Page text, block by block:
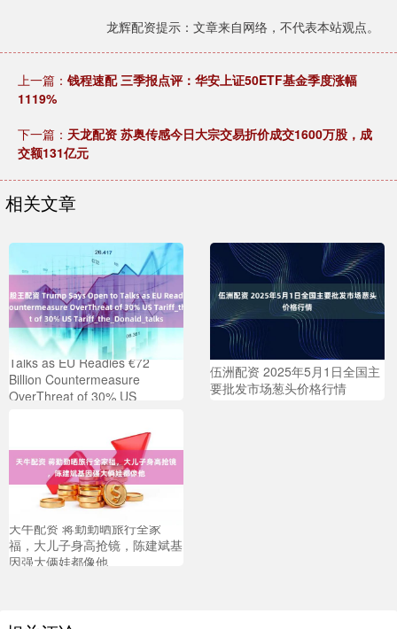
龙辉配资提示：文章来自网络，不代表本站观点。
上一篇： 钱程速配 三季报点评：华安上证50ETF基金季度涨幅
1119%
下一篇： 天龙配资 苏奥传感今日大宗交易折价成交1600万股，成
交额131亿元
相关文章
股王配资 Trump Says Open to
Talks as EU Readies €72
Billion Countermeasure
OverThreat of 30% US
伍洲配资 2025年5月1日全国主
要批发市场葱头价格行情
天牛配资 蒋勤勤晒旅行全家
福，大儿子身高抢镜，陈建斌基
因强大俩娃都像他